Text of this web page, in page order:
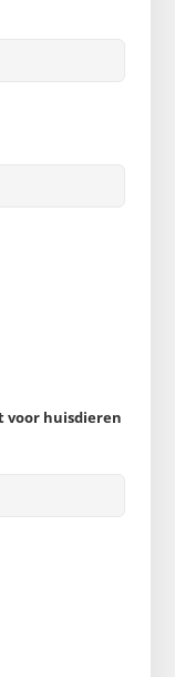
voor huisdieren